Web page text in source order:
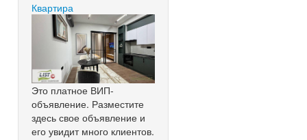
Квартира
Это платное ВИП-
объявление. Разместите
здесь свое объявление и
его увидит много клиентов.